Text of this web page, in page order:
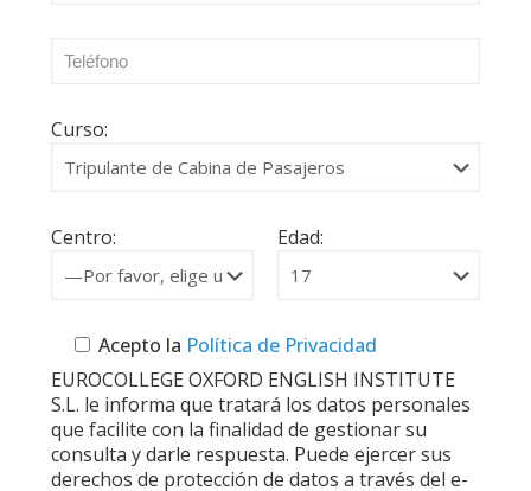
Curso:
Centro: Edad:
Acepto la Política de Privacidad
EUROCOLLEGE OXFORD ENGLISH INSTITUTE
S.L. le informa que tratará los datos personales
que facilite con la finalidad de gestionar su
consulta y darle respuesta. Puede ejercer sus
derechos de protección de datos a través del e-